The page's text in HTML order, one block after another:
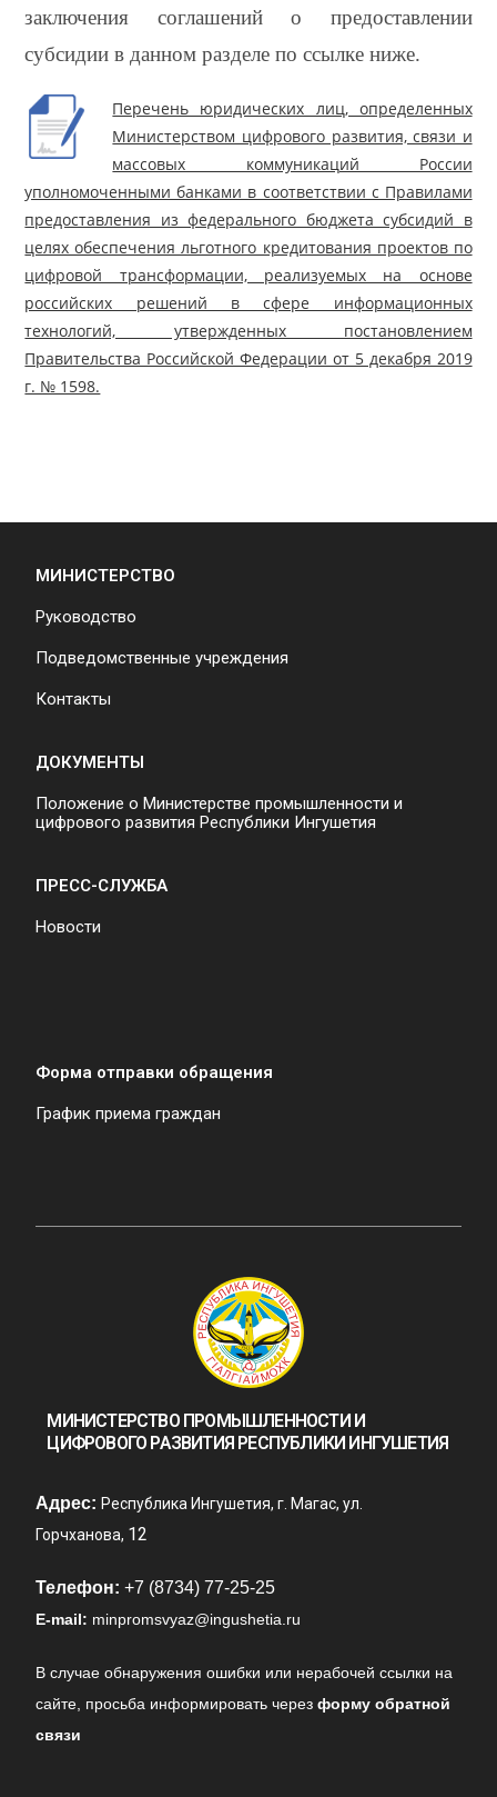
заключения соглашений о предоставлении
субсидии в данном разделе по ссылке ниже.
Перечень юридических лиц, определенных
Министерством цифрового развития, связи и
массовых коммуникаций России
уполномоченными банками в соответствии с Правилами
предоставления из федерального бюджета субсидий в
целях обеспечения льготного кредитования проектов по
цифровой трансформации, реализуемых на основе
российских решений в сфере информационных
технологий, утвержденных постановлением
Правительства Российской Федерации от 5 декабря 2019
г. № 1598.
МИНИСТЕРСТВО
Руководство
Подведомственные учреждения
Контакты
ДОКУМЕНТЫ
Положение о Министерстве промышленности и
цифрового развития Республики Ингушетия
ПРЕСС-СЛУЖБА
Новости
Форма отправки обращения
График приема граждан
МИНИСТЕРСТВО ПРОМЫШЛЕННОСТИ И
ЦИФРОВОГО РАЗВИТИЯ РЕСПУБЛИКИ ИНГУШЕТИЯ
Адрес: Республика Ингушетия, г. Магас, ул.
Горчханова, 12
Телефон: +7 (8734) 77-25-25
E-mail: minpromsvyaz@ingushetia.ru
В случае обнаружения ошибки или нерабочей ссылки на
сайте, просьба информировать черезформу обратной
связи